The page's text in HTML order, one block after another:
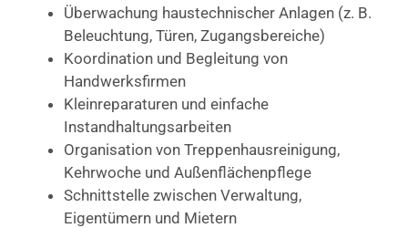
Überwachung haustechnischer Anlagen (z. B.
Beleuchtung, Türen, Zugangsbereiche)
Koordination und Begleitung von
Handwerksfirmen
Kleinreparaturen und einfache
Instandhaltungsarbeiten
Organisation von Treppenhausreinigung,
Kehrwoche und Außenflächenpflege
Schnittstelle zwischen Verwaltung,
Eigentümern und Mietern